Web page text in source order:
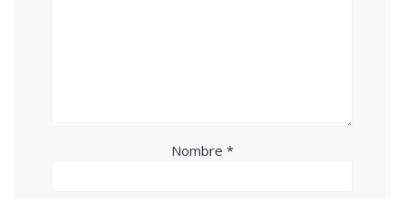
Nombre *